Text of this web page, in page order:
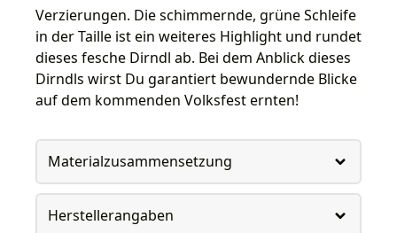
Verzierungen. Die schimmernde, grüne Schleife
in der Taille ist ein weiteres Highlight und rundet
dieses fesche Dirndl ab. Bei dem Anblick dieses
Dirndls wirst Du garantiert bewundernde Blicke
auf dem kommenden Volksfest ernten!
Materialzusammensetzung
Herstellerangaben